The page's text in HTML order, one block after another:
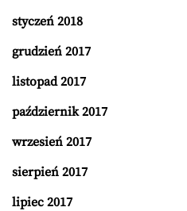
styczeń 2018
grudzień 2017
listopad 2017
październik 2017
wrzesień 2017
sierpień 2017
lipiec 2017